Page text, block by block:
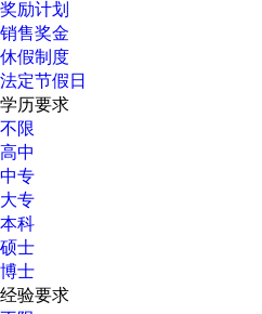
奖励计划
销售奖金
休假制度
法定节假日
学历要求
不限
高中
中专
大专
本科
硕士
博士
经验要求